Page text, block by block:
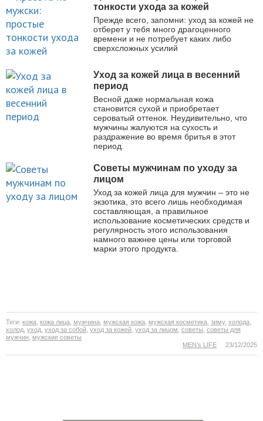
тонкости ухода за кожей
Прежде всего, запомни: уход за кожей не
отберет у тебя много драгоценного
времени и не потребует каких либо
сверхсложных усилий
Уход за кожей лица в весенний
период
Весной даже нормальная кожа
становится сухой и приобретает
сероватый оттенок. Неудивительно, что
мужчины жалуются на сухость и
раздражение во время бритья в этот
период.
Советы мужчинам по уходу за
лицом
Уход за кожей лица для мужчин – это не
экзотика, это всего лишь необходимая
составляющая, а правильное
использование косметических средств и
регулярность этого использования
намного важнее цены или торговой
марки этого продукта.
Теги: кожа кожа лица мужчина мужская кожа мужская косметика зиму, холода
холод уход уход за собой уход за кожей уход за лицом советы советы для
мужчин мужские советы
23/12/2025
MEN’s LIFE